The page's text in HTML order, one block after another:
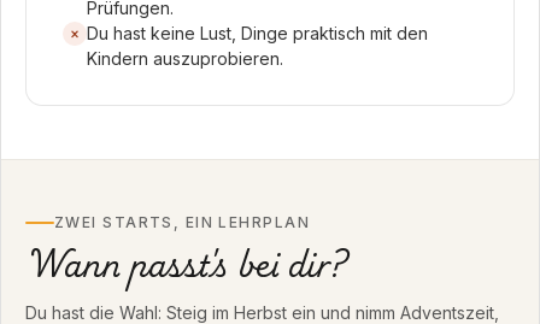
Prüfungen.
Du hast keine Lust, Dinge praktisch mit den
Kindern auszuprobieren.
ZWEI STARTS, EIN LEHRPLAN
Wann passt's bei dir?
Du hast die Wahl: Steig im Herbst ein und nimm Adventszeit,